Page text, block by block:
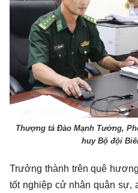
Thượng tá Đào Mạnh Tưởng,
huy Bộ đội
Trưởng thành trên quê
tốt nghiệp cử nhân quân sự,